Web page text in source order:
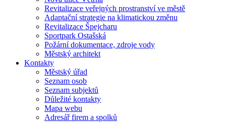
Revitalizace veřejných prostranství ve městě
Adaptační strategie na klimatickou změnu
Revitalizace Špejcharu
Sportpark Ostašská
Požární dokumentace, zdroje vody
Městský architekt
Kontakty
Městský úřad
Seznam osob
Seznam subjektů
Důležité kontakty
Mapa webu
Adresář firem a spolků